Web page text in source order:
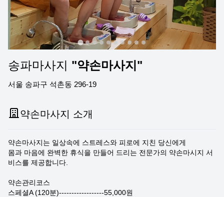
송파마사지 "약손마사지"
서울 송파구 석촌동 296-19
약손마사지 소개
약손마사지는 일상속에 스트레스와 피로에 지친 당신에게
몸과 마음에 완벽한 휴식을 만들어 드리는 전문가의 약손마시지 서
비스를 제공합니다.
약손관리코스
스페셜A (120분)------------------55,000원